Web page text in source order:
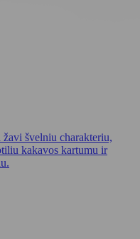
žavi švelniu charakteriu,
kakavos kartumu ir